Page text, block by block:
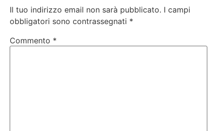
Il tuo indirizzo email non sarà pubblicato. I campi
obbligatori sono contrassegnati *
Commento *